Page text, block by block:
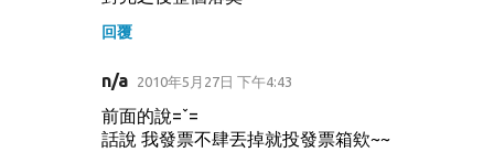
回覆
n/a 2010年5月27日 下午4:43
前面的說=ˇ=
話說 我發票不肆丟掉就投發票箱欸~~